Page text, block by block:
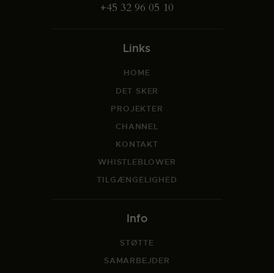
+45 32 96 05 10
Links
HOME
DET SKER
PROJEKTER
CHANNEL
KONTAKT
WHISTLEBLOWER
TILGÆNGELIGHED
Info
STØTTE
SAMARBEJDER